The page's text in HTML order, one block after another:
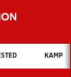
du søge efter?
NYHEDER
KAMP